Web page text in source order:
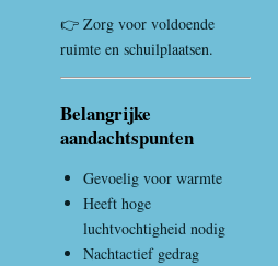
👉 Zorg voor voldoende
ruimte en schuilplaatsen.
Belangrijke
aandachtspunten
Gevoelig voor warmte
Heeft hoge
luchtvochtigheid nodig
Nachtactief gedrag